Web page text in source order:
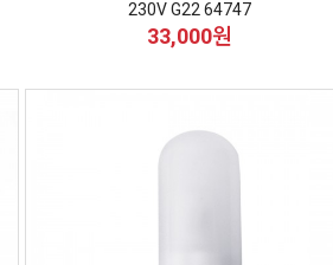
230V G22 64747
33,000원